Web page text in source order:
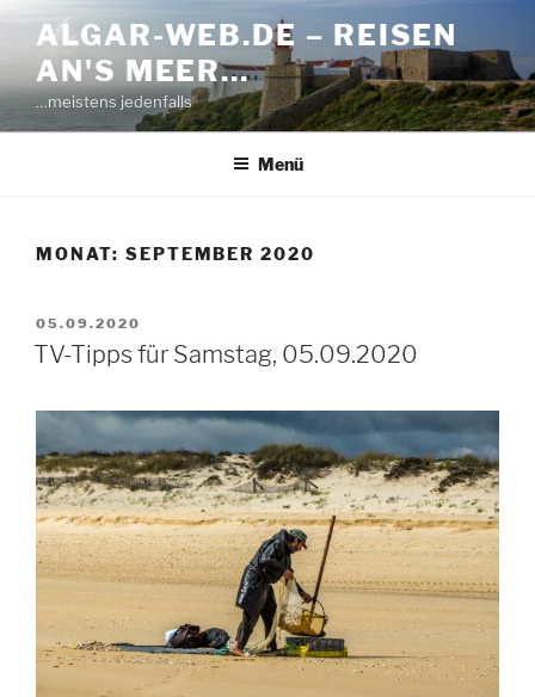
Inhalt
springen
ALGAR-WEB.DE – REISEN
AN'S MEER…
…meistens jedenfalls
Menü
MONAT: SEPTEMBER 2020
VERÖFFENTLICHT
AM
05.09.2020
TV-Tipps für Samstag, 05.09.2020